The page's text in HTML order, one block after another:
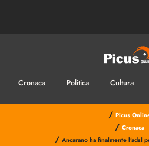
Cronaca Politica Cultura
/ Picus
/ Cronaca
/ Ancarano ha finalmente l'adsl